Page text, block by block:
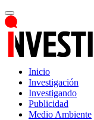
Inicio
Investigación
Investigando
Publicidad
Medio Ambiente